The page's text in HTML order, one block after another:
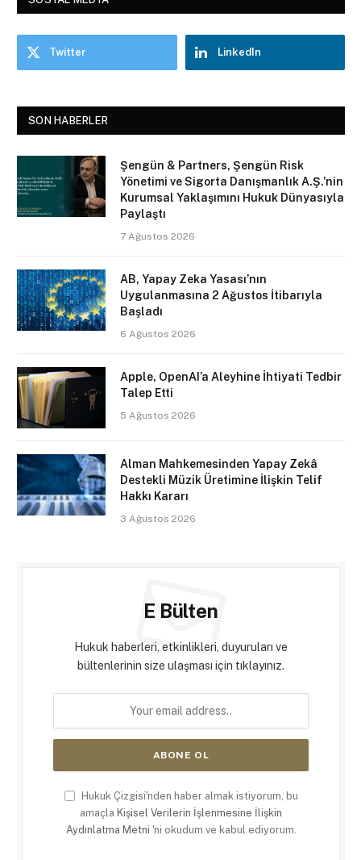
Twitter LinkedIn
SON HABERLER
Şengün & Partners, Şengün Risk
Yönetimi ve Sigorta Danışmanlık A.Ş.’nin
Kurumsal Yaklaşımını Hukuk Dünyasıyla
Paylaştı
7 Ağustos 2026
AB, Yapay Zeka Yasası’nın
Uygulanmasına 2 Ağustos İtibarıyla
Başladı
6 Ağustos 2026
Apple, OpenAI’a Aleyhine İhtiyati Tedbir
Talep Etti
5 Ağustos 2026
Alman Mahkemesinden Yapay Zekâ
Destekli Müzik Üretimine İlişkin Telif
Hakkı Kararı
3 Ağustos 2026
E Bülten
Hukuk haberleri, etkinlikleri, duyuruları ve
bültenlerinin size ulaşması için tıklayınız.
Hukuk Çizgisi'nden haber almak istiyorum, bu
amaçla Kişisel Verilerin İşlenmesine İlişkin
Aydınlatma Metni 'ni okudum ve kabul ediyorum.